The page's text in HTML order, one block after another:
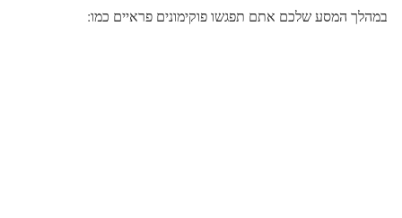
במהלך המסע שלכם אתם תפגשו פוקימונים פראיים כמו: